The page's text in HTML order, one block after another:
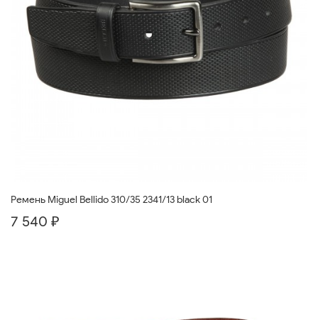
Ремень Miguel Bellido 310/35 2341/13 black 01
7 540 ₽